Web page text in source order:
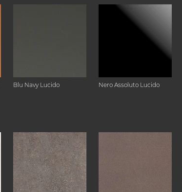
Blu Navy Lucido Nero Assoluto Lucido